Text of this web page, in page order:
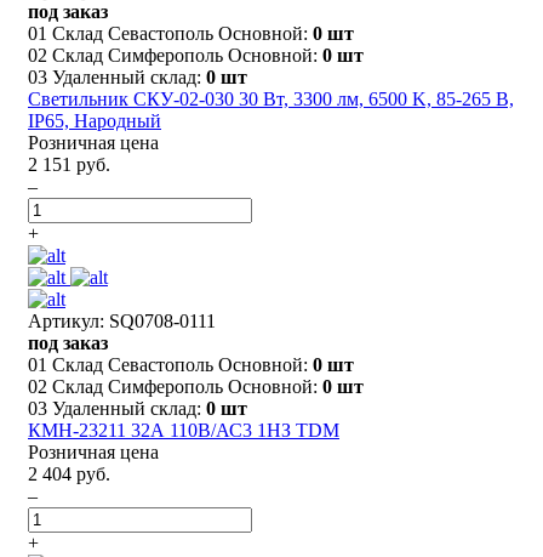
под заказ
01 Склад Севастополь Основной: 0 шт
02 Склад Симферополь Основной: 0 шт
03 Удаленный склад: 0 шт
Светильник СКУ-02-030 30 Вт, 3300 лм, 6500 K, 85-265 В,
IP65, Народный
Розничная цена
2 151 руб.
–
+
Артикул: SQ0708-0111
под заказ
01 Склад Севастополь Основной: 0 шт
02 Склад Симферополь Основной: 0 шт
03 Удаленный склад: 0 шт
КМН-23211 32А 110В/АС3 1НЗ TDM
Розничная цена
2 404 руб.
–
+